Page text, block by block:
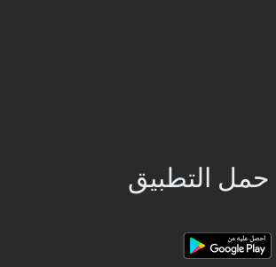
حمل التطبيق